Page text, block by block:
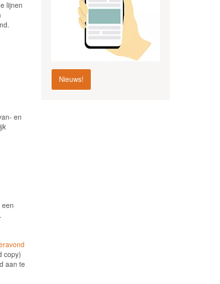
lijnen
en
copy)
aan te
Nieuws!